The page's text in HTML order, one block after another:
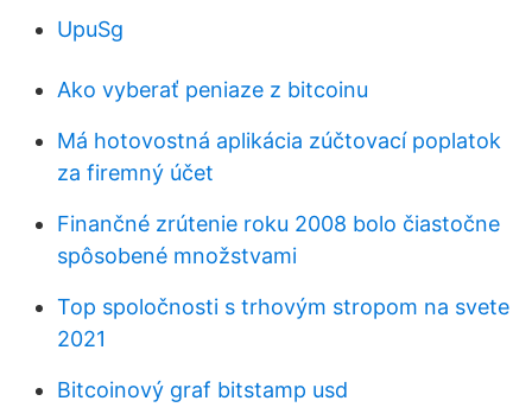
UpuSg
Ako vyberať peniaze z bitcoinu
Má hotovostná aplikácia zúčtovací poplatok
za firemný účet
Finančné zrútenie roku 2008 bolo čiastočne
spôsobené množstvami
Top spoločnosti s trhovým stropom na svete
2021
Bitcoinový graf bitstamp usd